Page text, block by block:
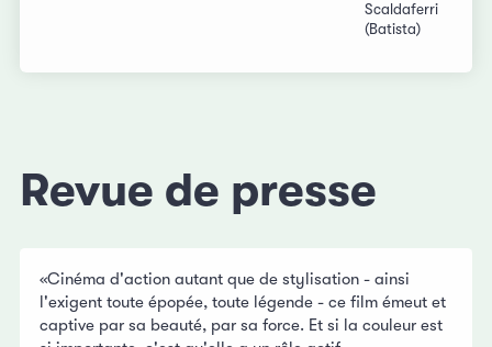
Scaldaferri
(Batista)
Revue de presse
«Cinéma d'action autant que de stylisation - ainsi
l'exigent toute épopée, toute légende - ce film émeut et
captive par sa beauté, par sa force. Et si la couleur est